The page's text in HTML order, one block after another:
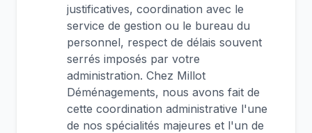
justificatives, coordination avec le
service de gestion ou le bureau du
personnel, respect de délais souvent
serrés imposés par votre
administration. Chez Millot
Déménagements, nous avons fait de
cette coordination administrative l'une
de nos spécialités majeures et l'un de